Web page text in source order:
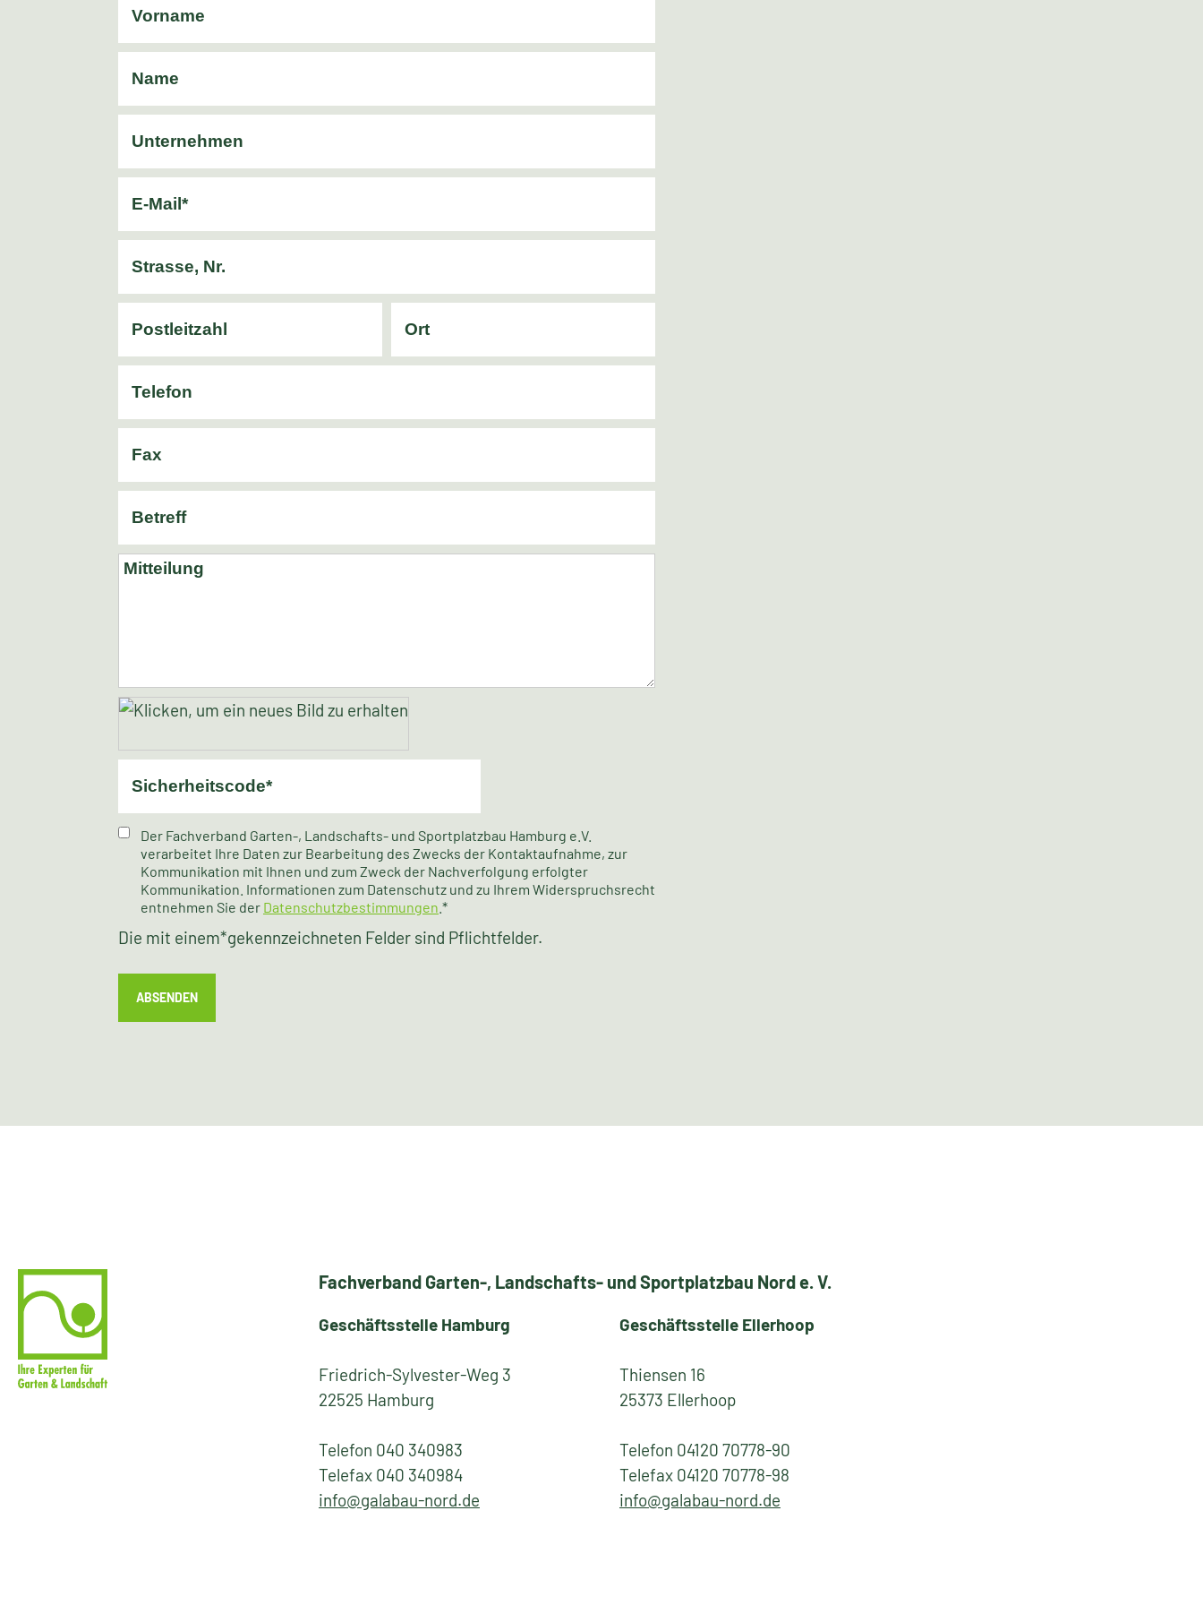
Der Fachverband Garten-, Landschafts- und Sportplatzbau Hamburg e.V.
verarbeitet Ihre Daten zur Bearbeitung des Zwecks der Kontaktaufnahme, zur
Kommunikation mit Ihnen und zum Zweck der Nachverfolgung erfolgter
Kommunikation. Informationen zum Datenschutz und zu Ihrem Widerspruchsrecht
entnehmen Sie der Datenschutzbestimmungen .*
Die mit einem*gekennzeichneten Felder sind Pflichtfelder.
ABSENDEN
Fachverband Garten-, Landschafts- und Sportplatzbau Nord e. V.
Geschäftsstelle Hamburg
Friedrich-Sylvester-Weg 3
22525 Hamburg
Telefon 040 340983
Telefax 040 340984
info@galabau-nord.de
Geschäftsstelle Ellerhoop
Thiensen 16
25373 Ellerhoop
Telefon 04120 70778-90
Telefax 04120 70778-98
info@galabau-nord.de